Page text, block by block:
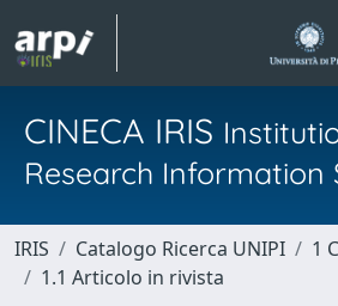
CINECA IRIS
Research Information
IRIS Catalogo Ricerca UNIPI
1
1.1 Articolo in rivista